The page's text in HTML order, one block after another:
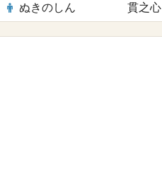
ぬきのしん 貫之心